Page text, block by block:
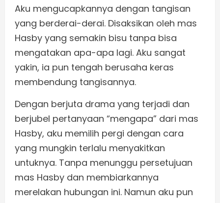
Aku mengucapkannya dengan tangisan
yang berderai-derai. Disaksikan oleh mas
Hasby yang semakin bisu tanpa bisa
mengatakan apa-apa lagi. Aku sangat
yakin, ia pun tengah berusaha keras
membendung tangisannya.
Dengan berjuta drama yang terjadi dan
berjubel pertanyaan “mengapa” dari mas
Hasby, aku memilih pergi dengan cara
yang mungkin terlalu menyakitkan
untuknya. Tanpa menunggu persetujuan
mas Hasby dan membiarkannya
merelakan hubungan ini. Namun aku pun